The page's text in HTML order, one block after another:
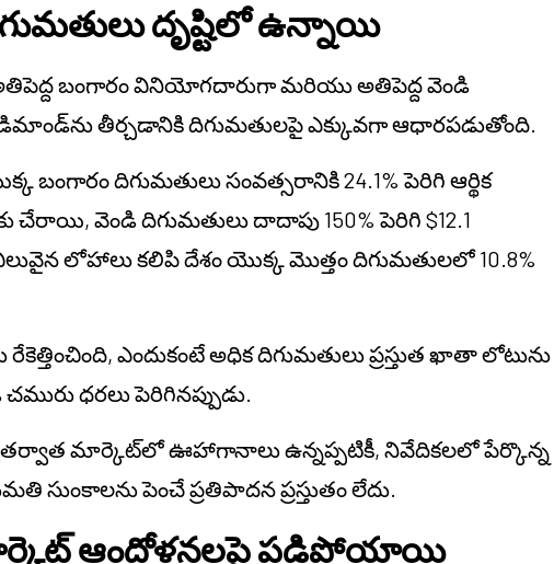
దృష్టిలో ఉన్నాయి
బంగారం వినియోగదారుగా మరియు అతిపెద్ద వెండి
తీర్చడానికి దిగుమతులపై ఎక్కువగా ఆధారపడుతోంది.
బంగారం దిగుమతులు సంవత్సరానికి 24.1% పెరిగి ఆర్థిక
చేరాయి, వెండి దిగుమతులు దాదాపు 150% పెరిగి $12.1
లోహాలు కలిపి దేశం యొక్క మొత్తం దిగుమతులలో 10.8%
ఎందుకంటే అధిక దిగుమతులు ప్రస్తుత ఖాతా లోటును
ధరలు పెరిగినప్పుడు.
తర్వాత మార్కెట్‌లో ఊహాగానాలు ఉన్నప్పటికీ, నివేదికలలో పేర్కొన్న
సుంకాలను పెంచే ప్రతిపాదన ప్రస్తుతం లేదు.
ఆందోళనలపై పడిపోయాయి